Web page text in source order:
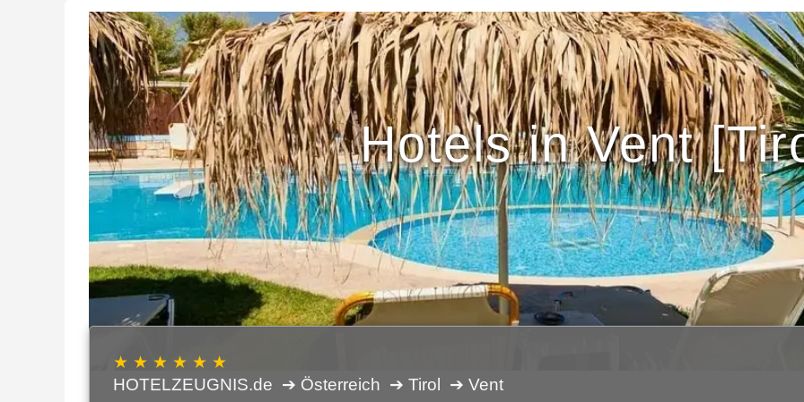
Hotels in Vent
★ ★ ★ ★ ★ ★
HOTELZEUGNIS.de ➔ Österreich ➔ Tirol ➔ Vent